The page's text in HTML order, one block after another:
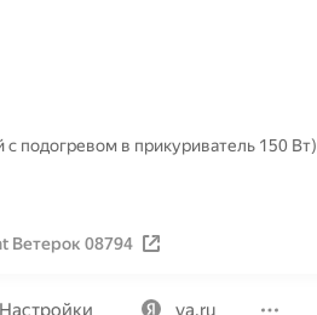
подогревом в прикуриватель 150 Вт)
Ветерок 08794
Настройки ya.ru